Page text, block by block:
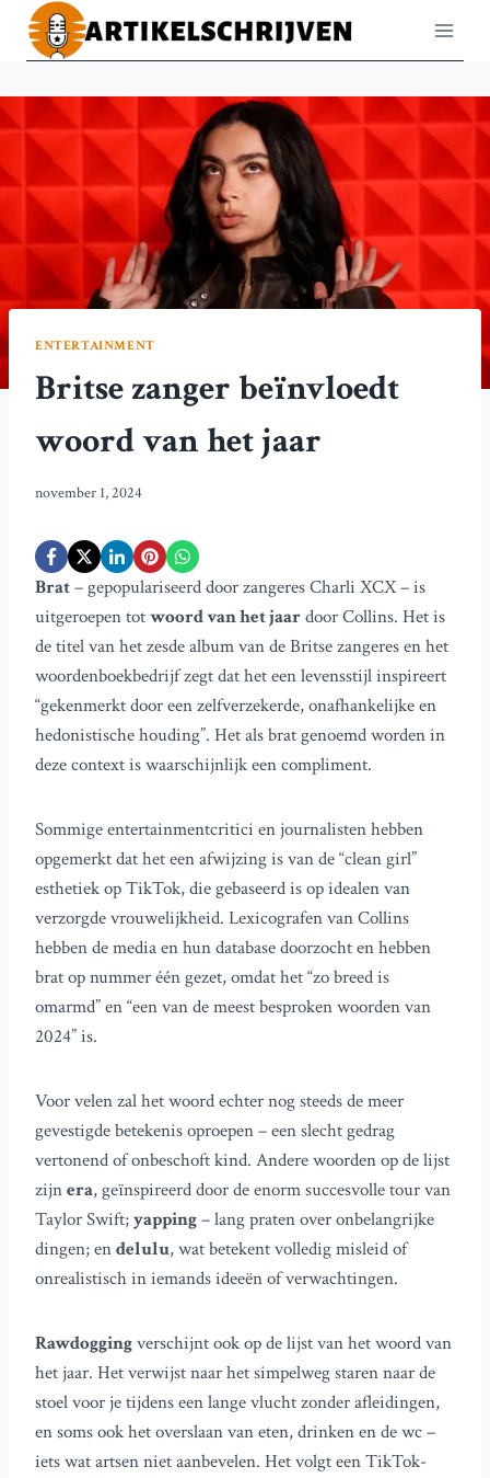
Doorgaan
naar
ENTERTAINMENT
Britse zanger beïnvloedt
woord van het jaar
november 1, 2024
Brat– gepopulariseerd door zangeres Charli XCX – is
uitgeroepen totwoord van het jaardoor Collins. Het is
de titel van het zesde album van de Britse zangeres en het
woordenboekbedrijf zegt dat het een levensstijl inspireert
“gekenmerkt door een zelfverzekerde, onafhankelijke en
hedonistische houding”. Het als brat genoemd worden in
deze context is waarschijnlijk een compliment.
Sommige entertainmentcritici en journalisten hebben
opgemerkt dat het een afwijzing is van de “clean girl”
esthetiek op TikTok, die gebaseerd is op idealen van
verzorgde vrouwelijkheid. Lexicografen van Collins
hebben de media en hun database doorzocht en hebben
brat op nummer één gezet, omdat het “zo breed is
omarmd” en “een van de meest besproken woorden van
2024” is.
Voor velen zal het woord echter nog steeds de meer
gevestigde betekenis oproepen – een slecht gedrag
vertonend of onbeschoft kind. Andere woorden op de lijst
zijnera, geïnspireerd door de enorm succesvolle tour van
Taylor Swift;yapping– lang praten over onbelangrijke
dingen; endelulu, wat betekent volledig misleid of
onrealistisch in iemands ideeën of verwachtingen.
Rawdoggingverschijnt ook op de lijst van het woord van
het jaar. Het verwijst naar het simpelweg staren naar de
stoel voor je tijdens een lange vlucht zonder afleidingen,
en soms ook het overslaan van eten, drinken en de wc –
iets wat artsen niet aanbevelen. Het volgt een TikTok-